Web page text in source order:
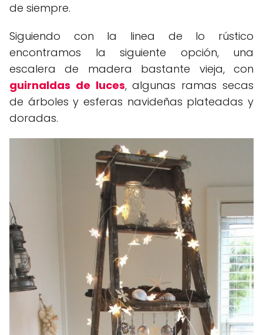
de siempre.
Siguiendo con la linea de lo rústico
encontramos la siguiente opción, una
escalera de madera bastante vieja, con
guirnaldas de luces, algunas ramas secas
de árboles y esferas navideñas plateadas y
doradas.